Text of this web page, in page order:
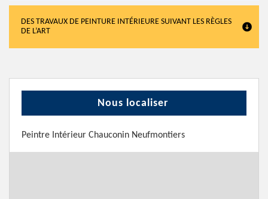
DES TRAVAUX DE PEINTURE INTÉRIEURE SUIVANT LES RÈGLES
DE L’ART
Nous localiser
Peintre Intérieur Chauconin Neufmontiers